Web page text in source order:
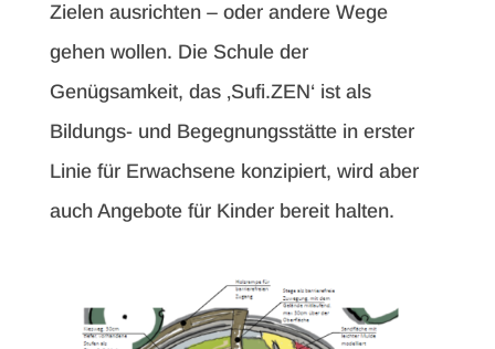
Zielen ausrichten – oder andere Wege
gehen wollen. Die Schule der
Genügsamkeit, das ‚Sufi.ZEN‘ ist als
Bildungs- und Begegnungsstätte in erster
Linie für Erwachsene konzipiert, wird aber
auch Angebote für Kinder bereit halten.